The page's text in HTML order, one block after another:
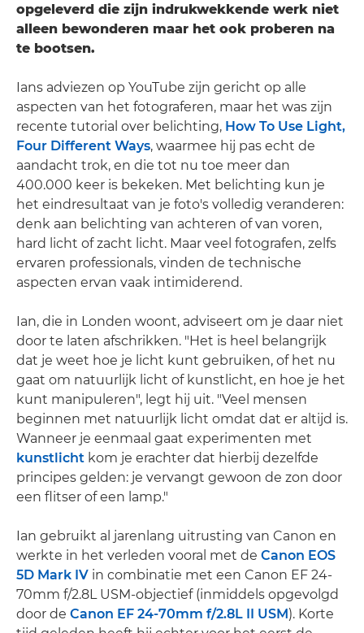
opgeleverd die zijn indrukwekkende werk niet
alleen bewonderen maar het ook proberen na
te bootsen.
Ians adviezen op YouTube zijn gericht op alle
aspecten van het fotograferen, maar het was zijn
recente tutorial over belichting, How To Use Light,
Four Different Ways, waarmee hij pas echt de
aandacht trok, en die tot nu toe meer dan
400.000 keer is bekeken. Met belichting kun je
het eindresultaat van je foto's volledig veranderen:
denk aan belichting van achteren of van voren,
hard licht of zacht licht. Maar veel fotografen, zelfs
ervaren professionals, vinden de technische
aspecten ervan vaak intimiderend.
Ian, die in Londen woont, adviseert om je daar niet
door te laten afschrikken. "Het is heel belangrijk
dat je weet hoe je licht kunt gebruiken, of het nu
gaat om natuurlijk licht of kunstlicht, en hoe je het
kunt manipuleren", legt hij uit. "Veel mensen
beginnen met natuurlijk licht omdat dat er altijd is.
Wanneer je eenmaal gaat experimenten met
kunstlicht kom je erachter dat hierbij dezelfde
principes gelden: je vervangt gewoon de zon door
een flitser of een lamp."
Ian gebruikt al jarenlang uitrusting van Canon en
werkte in het verleden vooral met de Canon EOS
5D Mark IV in combinatie met een Canon EF 24-
70mm f/2.8L USM-objectief (inmiddels opgevolgd
door de Canon EF 24-70mm f/2.8L II USM). Korte